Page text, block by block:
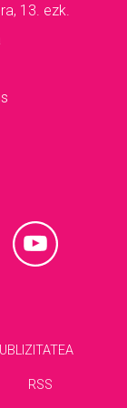
13. ezk.
RSS